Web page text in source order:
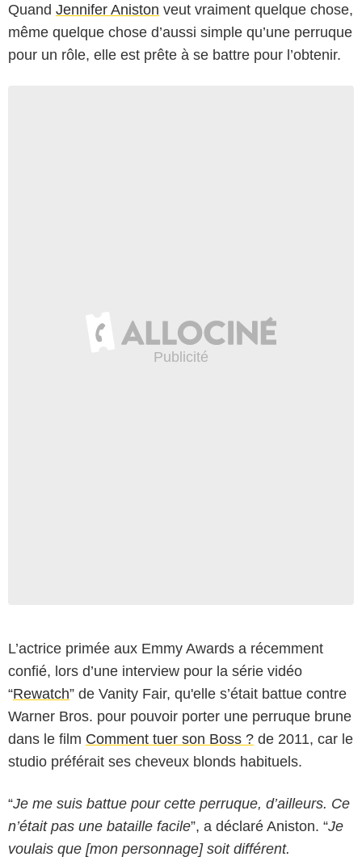
Quand Jennifer Aniston veut vraiment quelque chose,
même quelque chose d’aussi simple qu’une perruque
pour un rôle, elle est prête à se battre pour l’obtenir.
L’actrice primée aux Emmy Awards a récemment
confié, lors d’une interview pour la série vidéo
“Rewatch” de Vanity Fair, qu'elle s’était battue contre
Warner Bros. pour pouvoir porter une perruque brune
dans le film Comment tuer son Boss ? de 2011, car le
studio préférait ses cheveux blonds habituels.
“Je me suis battue pour cette perruque, d’ailleurs. Ce
n’était pas une bataille facile”, a déclaré Aniston. “Je
voulais que [mon personnage] soit différent.